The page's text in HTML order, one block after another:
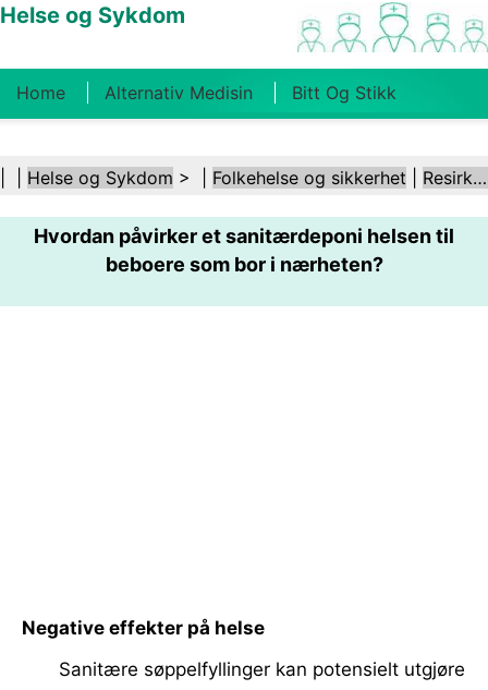
Helse og Sykdom
Home Alternativ Medisin Bitt Og Stikk
Kosthold Og Ernæring Familiehelse
Helsebransjen Psykisk Helse Folkehelse Og
Helse og Sykdom > | Folkehelse og sikkerhet Resirkulering
Hvordan påvirker et sanitærdeponi helsen til
beboere som bor i nærheten?
Negative effekter på helse
Sanitære søppelfyllinger kan potensielt utgjøre